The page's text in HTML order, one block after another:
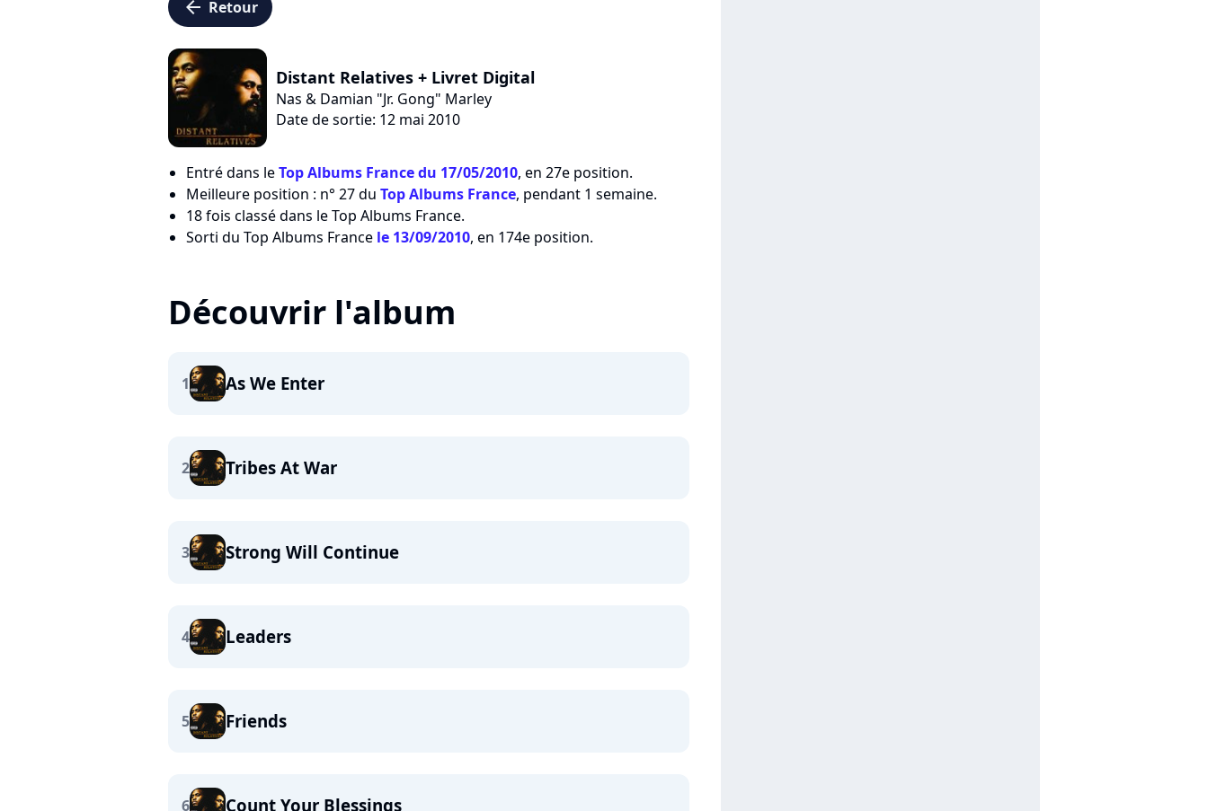
arrow_left Retour
Distant Relatives + Livret Digital
Nas & Damian "Jr. Gong" Marley
Date de sortie: 12 mai 2010
Entré dans leTop Albums France du 17/05/2010, en 27e position.
Meilleure position : n° 27 du Top Albums France, pendant 1 semaine.
18 fois classé dans le Top Albums France.
Sorti du Top Albums France le 13/09/2010, en 174e position.
Découvrir l'album
1 As We Enter
2 Tribes At War
3 Strong Will Continue
4 Leaders
5 Friends
6 Count Your Blessings